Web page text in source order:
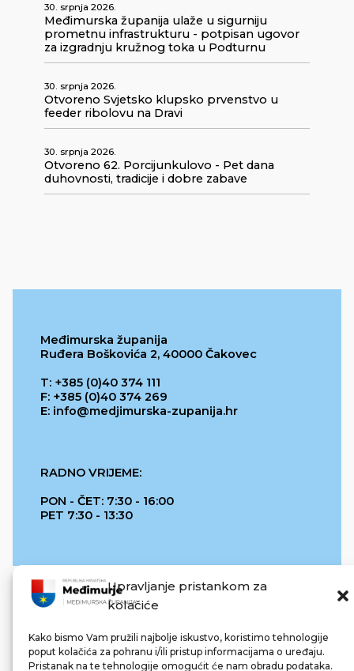
Upravljanje pristankom za
kolačiće
Kako bismo Vam pružili najbolje iskustvo, koristimo tehnologije
poput kolačića za pohranu i/ili pristup informacijama o uređaju.
Pristanak na te tehnologije omogućit će nam obradu podataka.
30. srpnja 2026.
Međimurska županija ulaže u sigurniju
prometnu infrastrukturu - potpisan ugovor
za izgradnju kružnog toka u Podturnu
30. srpnja 2026.
Otvoreno Svjetsko klupsko prvenstvo u
feeder ribolovu na Dravi
30. srpnja 2026.
Otvoreno 62. Porcijunkulovo - Pet dana
duhovnosti, tradicije i dobre zabave
Međimurska županija
Ruđera Boškovića 2, 40000 Čakovec
T: +385 (0)40 374 111
F: +385 (0)40 374 269
E: info@medjimurska-zupanija.hr
RADNO VRIJEME:
PON - ČET: 7:30 - 16:00
PET 7:30 - 13:30